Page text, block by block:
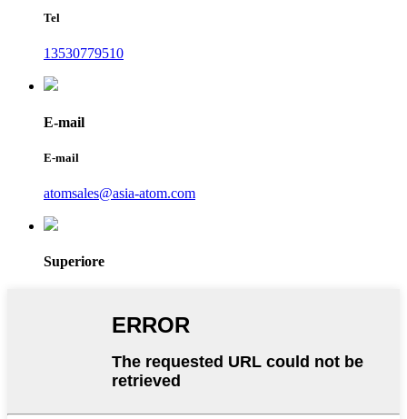
Tel
13530779510
E-mail
E-mail
atomsales@asia-atom.com
Superiore